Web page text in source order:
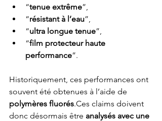
“tenue extrême”,
“résistant à l’eau”,
“ultra longue tenue”,
“film protecteur haute
performance”.
Historiquement, ces performances ont
souvent été obtenues à l’aide de
polymères fluorés.Ces claims doivent
donc désormais être analysés avec une